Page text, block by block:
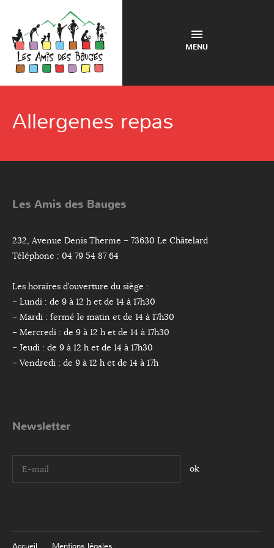
MENU
Allergenes repas
Les Amis des Bauges
232, Avenue Denis Therme – 73630 Le Châtelard
Téléphone : 04 79 54 87 64
Les horaires d’ouverture du siège :
– Lundi : de 9 à 12 h et de 14 à 17h30
– Mardi : fermé le matin et de 14 à 17h30
– Mercredi : de 9 à 12 h et de 14 à 17h30
– Jeudi : de 9 à 12 h et de 14 à 17h30
– Vendredi : de 9 à 12 h et de 14 à 17h
Newsletter
I agree terms and conditions.*
Accueil Mentions légales